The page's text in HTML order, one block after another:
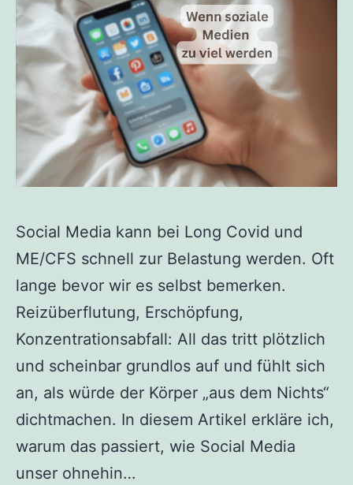
Social Media kann bei Long Covid und
ME/CFS schnell zur Belastung werden. Oft
lange bevor wir es selbst bemerken.
Reizüberflutung, Erschöpfung,
Konzentrationsabfall: All das tritt plötzlich
und scheinbar grundlos auf und fühlt sich
an, als würde der Körper „aus dem Nichts“
dichtmachen. In diesem Artikel erkläre ich,
warum das passiert, wie Social Media
unser ohnehin…